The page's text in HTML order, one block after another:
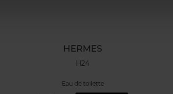
HERMES
H24
Eau de toilette